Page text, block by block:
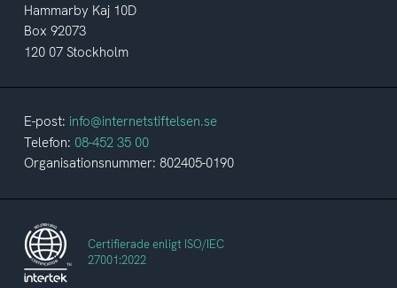
Hammarby Kaj 10D
Box 92073
120 07 Stockholm
E-post: info@internetstiftelsen.se
Telefon: 08-452 35 00
Organisationsnummer: 802405-0190
Certifierade enligt ISO/IEC
27001:2022